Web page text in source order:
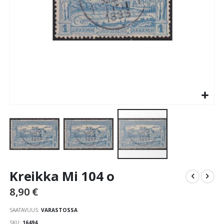
to
beginning
Kreikka Mi 104 o
8,90 €
SAATAVUUS: VARASTOSSA
SKU 16494